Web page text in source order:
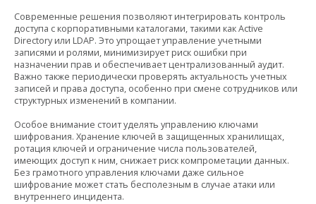
Современные решения позволяют интегрировать контроль
доступа с корпоративными каталогами, такими как Active
Directory или LDAP. Это упрощает управление учетными
записями и ролями, минимизирует риск ошибки при
назначении прав и обеспечивает централизованный аудит.
Важно также периодически проверять актуальность учетных
записей и права доступа, особенно при смене сотрудников или
структурных изменений в компании.
Особое внимание стоит уделять управлению ключами
шифрования. Хранение ключей в защищенных хранилищах,
ротация ключей и ограничение числа пользователей,
имеющих доступ к ним, снижает риск компрометации данных.
Без грамотного управления ключами даже сильное
шифрование может стать бесполезным в случае атаки или
внутреннего инцидента.